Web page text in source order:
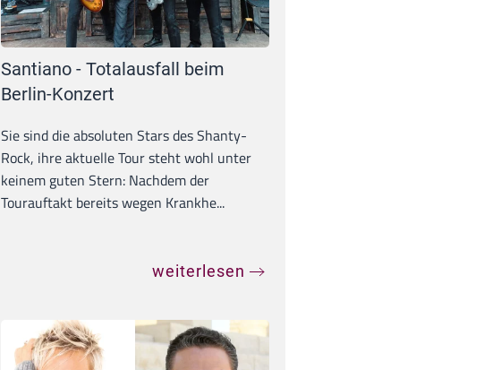
Santiano - Totalausfall beim
Berlin-Konzert
Sie sind die absoluten Stars des Shanty-
Rock, ihre aktuelle Tour steht wohl unter
keinem guten Stern: Nachdem der
Tourauftakt bereits wegen Krankhe...
weiterlesen